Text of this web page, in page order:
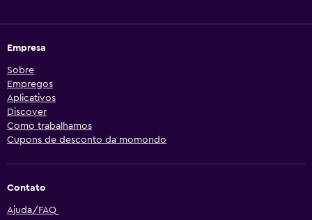
Empresa
Sobre
Empregos
Aplicativos
Discover
Como trabalhamos
Cupons de desconto da momondo
Contato
Ajuda/FAQ